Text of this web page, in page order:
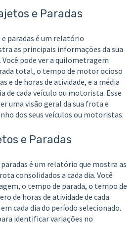
e Paradas
paradas é um relatório
as principais informações da sua
pode ver a quilometragem
total, o tempo de motor ocioso
e de horas de atividade, e a média
de cada veículo ou motorista. Esse
uma visão geral da sua frota e
dos seus veículos ou motoristas.
e Paradas
é um relatório que mostra as
consolidados a cada dia. Você
o tempo de parada, o tempo de
de horas de atividade de cada
cada dia do período selecionado.
identificar variações no